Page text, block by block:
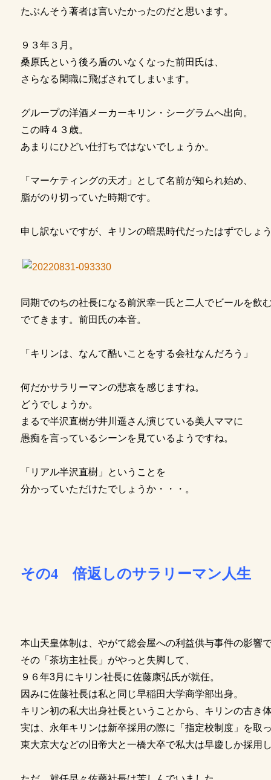
たぶんそう著者は言いたかったのだと思います。
９３年３月。
桑原氏という後ろ盾のいなくなった前田氏は、
さらなる閑職に飛ばされてしまいます。
グループの洋酒メーカーキリン・シーグラムへ出向。
この時４３歳。
あまりにひどい仕打ちではないでしょうか。
「マーケティングの天才」として名前が知られ始め、
脂がのり切っていた時期です。
申し訳ないですが、キリンの暗黒時代だったはずでしょ
同期でのちの社長になる前沢幸一氏と二人でビールを飲
でてきます。前田氏の本音。
「キリンは、なんて酷いことをする会社なんだろう」
何だかサラリーマンの悲哀を感じますね。
どうでしょうか。
まるで半沢直樹が井川遥さん演じている美人ママに
愚痴を言っているシーンを見ているようですね。
「リアル半沢直樹」ということを
分かっていただけたでしょうか・・・。
その4 倍返しのサラリーマン人生
本山天皇体制は、やがて総会屋への利益供与事件の影響
その「茶坊主社長」がやっと失脚して、
９６年3月にキリン社長に佐藤康弘氏が就任。
因みに佐藤社長は私と同じ早稲田大学商学部出身。
キリン初の私大出身社長ということから、キリンの古き
実は、永年キリンは新卒採用の際に「指定校制度」を取
東大京大などの旧帝大と一橋大卒で私大は早慶しか採用